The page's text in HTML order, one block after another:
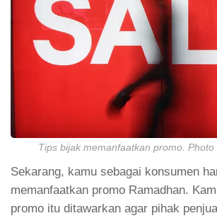
Tips bijak memanfaatkan promo. Photo
Sekarang, kamu sebagai konsumen
memanfaatkan promo Ramadhan.
promo itu ditawarkan agar pihak